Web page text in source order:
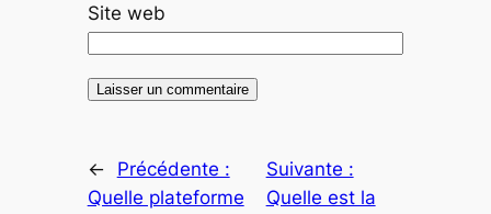
Site web
←
Précédente :
Quelle plateforme
Suivante :
Quelle est la